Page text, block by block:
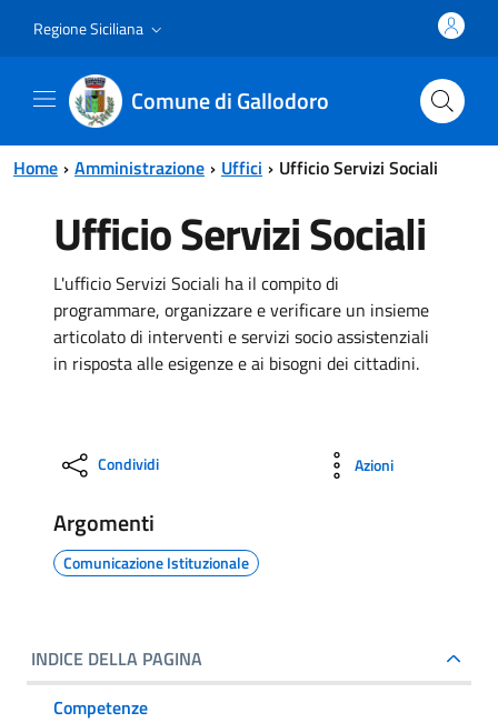
Regione Siciliana
Comune di Gallodoro
Home Amministrazione Uffici Ufficio Servizi Sociali
Ufficio Servizi Sociali
L'ufficio Servizi Sociali ha il compito di
programmare, organizzare e verificare un insieme
articolato di interventi e servizi socio assistenziali
in risposta alle esigenze e ai bisogni dei cittadini.
Condividi Azioni
Argomenti
Comunicazione Istituzionale
INDICE DELLA PAGINA
Competenze